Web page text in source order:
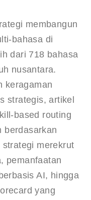
membangun
bahasa di
dari 718 bahasa
nusantara.
keragaman
strategis, artikel
based routing
berdasarkan
merekrut
pemanfaatan
AI, hingga
yang